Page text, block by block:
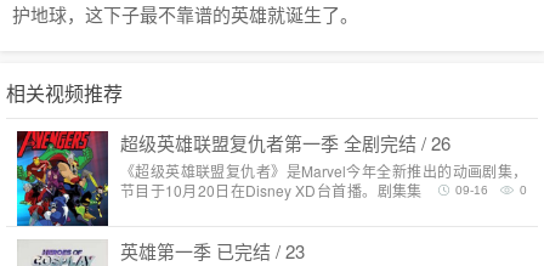
护地球，这下子最不靠谱的英雄就诞生了。
相关视频推荐
超级英雄联盟复仇者第一季 全剧完结 / 26
《超级英雄联盟复仇者》是Marvel今年全新推出的动画剧集，
节目于10月20日在Disney XD台首播。剧集集合了复仇者联盟
0
09-16
英雄第一季 已完结 / 23